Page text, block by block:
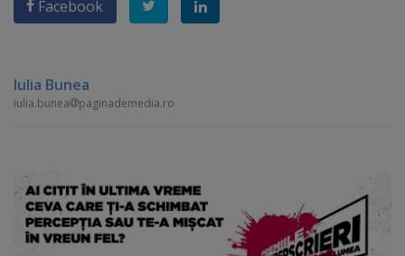
Facebook
Iulia Bunea
iulia.bunea paginademedia.ro